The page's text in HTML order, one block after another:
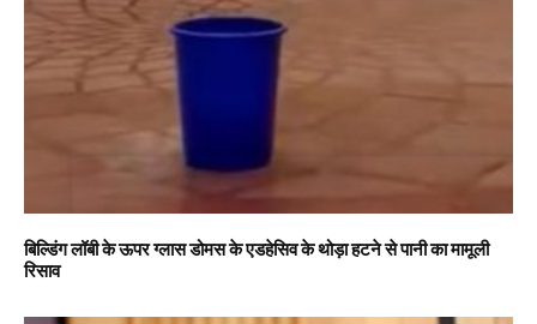
बिल्डिंग लॉबी के ऊपर ग्लास डोमस के एडहेसिव के थोड़ा हटने से पानी का मामूली
रिसाव